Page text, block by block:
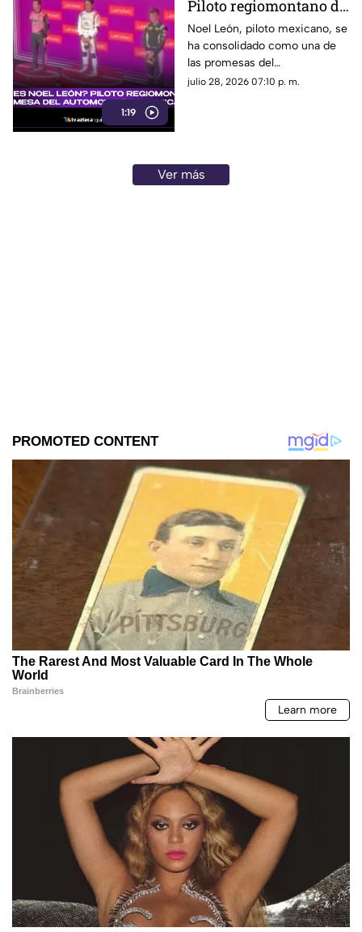
1:19
Piloto regiomontano de
21 años y promesa del
automovilismo
mexicano con Campos
Racing
Noel León, piloto mexicano, se
ha consolidado como una de
las promesas del
automovilismo nacional al
julio 28, 2026 07:10 p. m.
Ver más